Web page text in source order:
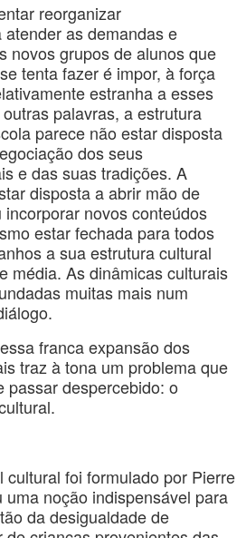
reorganizar
as demandas e
novos grupos de alunos que
tenta fazer é impor, à força
estranha a esses
palavras, a estrutura
parece não estar disposta
dos seus
e das suas tradições. A
disposta a abrir mão de
novos conteúdos
estar fechada para todos
a sua estrutura cultural
média. As dinâmicas culturais
muitas mais num
franca expansão dos
traz à tona um problema que
passar despercebido: o
cultural foi formulado por Pierre
uma noção indispensável para
da desigualdade de